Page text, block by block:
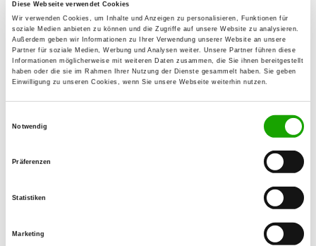
Diese Webseite verwendet Cookies
Wir verwenden Cookies, um Inhalte und Anzeigen zu personalisieren, Funktionen für
soziale Medien anbieten zu können und die Zugriffe auf unsere Website zu analysieren.
Außerdem geben wir Informationen zu Ihrer Verwendung unserer Website an unsere
Partner für soziale Medien, Werbung und Analysen weiter. Unsere Partner führen diese
Informationen möglicherweise mit weiteren Daten zusammen, die Sie ihnen bereitgestellt
haben oder die sie im Rahmen Ihrer Nutzung der Dienste gesammelt haben. Sie geben
Einwilligung zu unseren Cookies, wenn Sie unsere Webseite weiterhin nutzen.
Notwendig
Präferenzen
Statistiken
Marketing
Numero di telefono:
06049 1480
Fax:
06049 1480
0151 15630616
E-Mail: